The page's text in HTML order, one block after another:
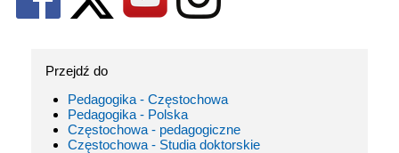
Przejdź do
Pedagogika - Częstochowa
Pedagogika - Polska
Częstochowa - pedagogiczne
Częstochowa - Studia doktorskie